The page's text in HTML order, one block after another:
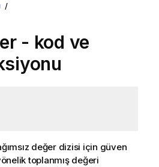
- kod ve
değer dizisi için güven
toplanmış değeri